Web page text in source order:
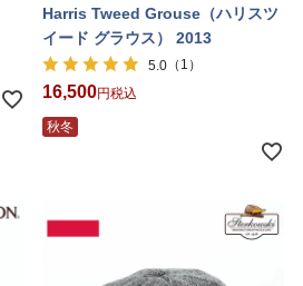
Harris Tweed Grouse（ハリスツ
イード グラウス） 2013
5.0（1）
16,500 税込
秋冬